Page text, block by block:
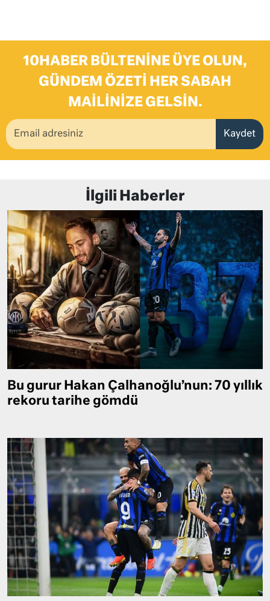
10HABER BÜLTENINE ÜYE OLUN,
GÜNDEM ÖZETI HER SABAH
MAILINIZE GELSIN.
Kaydet
İlgili Haberler
Bu gurur Hakan Çalhanoğlu’nun: 70 yıllık
rekoru tarihe gömdü